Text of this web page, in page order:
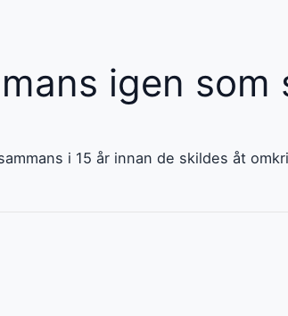
igen som
i 15 år innan de skildes åt